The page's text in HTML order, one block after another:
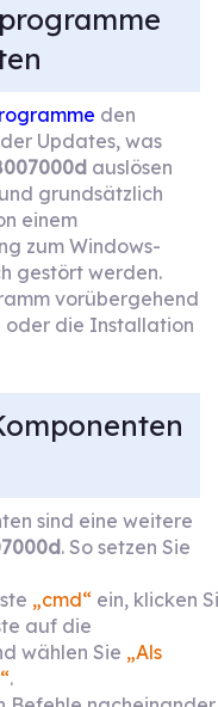
den
Updates, was
auslösen
grundsätzlich
einem
zum Windows-
gestört werden.
vorübergehend
oder die Installation
sind eine weitere
. So setzen Sie
„cmd“ ein, klicken
auf die
wählen Sie „Als
.